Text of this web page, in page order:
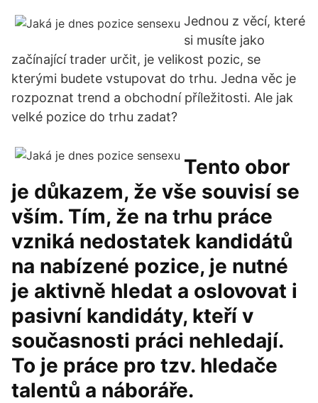
Jednou z věcí, které
si musíte jako
začínající trader určit, je velikost pozic, se
kterými budete vstupovat do trhu. Jedna věc je
rozpoznat trend a obchodní příležitosti. Ale jak
velké pozice do trhu zadat?
Tento obor
je důkazem, že vše souvisí se
vším. Tím, že na trhu práce
vzniká nedostatek kandidátů
na nabízené pozice, je nutné
je aktivně hledat a oslovovat i
pasivní kandidáty, kteří v
současnosti práci nehledají.
To je práce pro tzv. hledače
talentů a náboráře.